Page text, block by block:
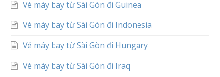
Vé máy bay từ Sài Gòn đi Guinea
Vé máy bay từ Sài Gòn đi Indonesia
Vé máy bay từ Sài Gòn đi Hungary
Vé máy bay từ Sài Gòn đi Iraq